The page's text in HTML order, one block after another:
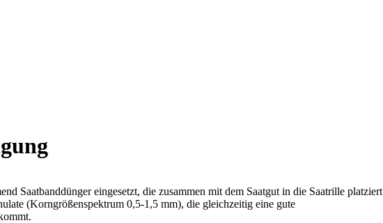
Saatbanddünger eingesetzt, die zusammen mit dem Saatgut in die Saatrille platziert
(Korngrößenspektrum 0,5-1,5 mm), die gleichzeitig eine gute